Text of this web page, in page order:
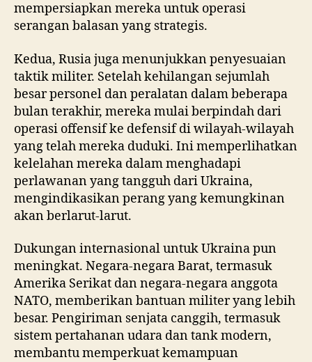
mempersiapkan mereka untuk operasi
serangan balasan yang strategis.
Kedua, Rusia juga menunjukkan penyesuaian
taktik militer. Setelah kehilangan sejumlah
besar personel dan peralatan dalam beberapa
bulan terakhir, mereka mulai berpindah dari
operasi offensif ke defensif di wilayah-wilayah
yang telah mereka duduki. Ini memperlihatkan
kelelahan mereka dalam menghadapi
perlawanan yang tangguh dari Ukraina,
mengindikasikan perang yang kemungkinan
akan berlarut-larut.
Dukungan internasional untuk Ukraina pun
meningkat. Negara-negara Barat, termasuk
Amerika Serikat dan negara-negara anggota
NATO, memberikan bantuan militer yang lebih
besar. Pengiriman senjata canggih, termasuk
sistem pertahanan udara dan tank modern,
membantu memperkuat kemampuan